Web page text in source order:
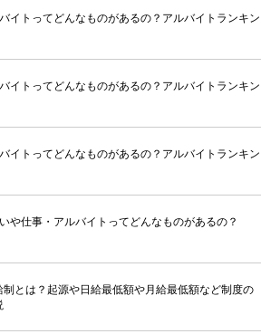
イトってどんなものがあるの？アルバイトランキン
イトってどんなものがあるの？アルバイトランキン
イトってどんなものがあるの？アルバイトランキン
や仕事・アルバイトってどんなものがあるの？
制とは？起源や日給最低額や月給最低額など制度の